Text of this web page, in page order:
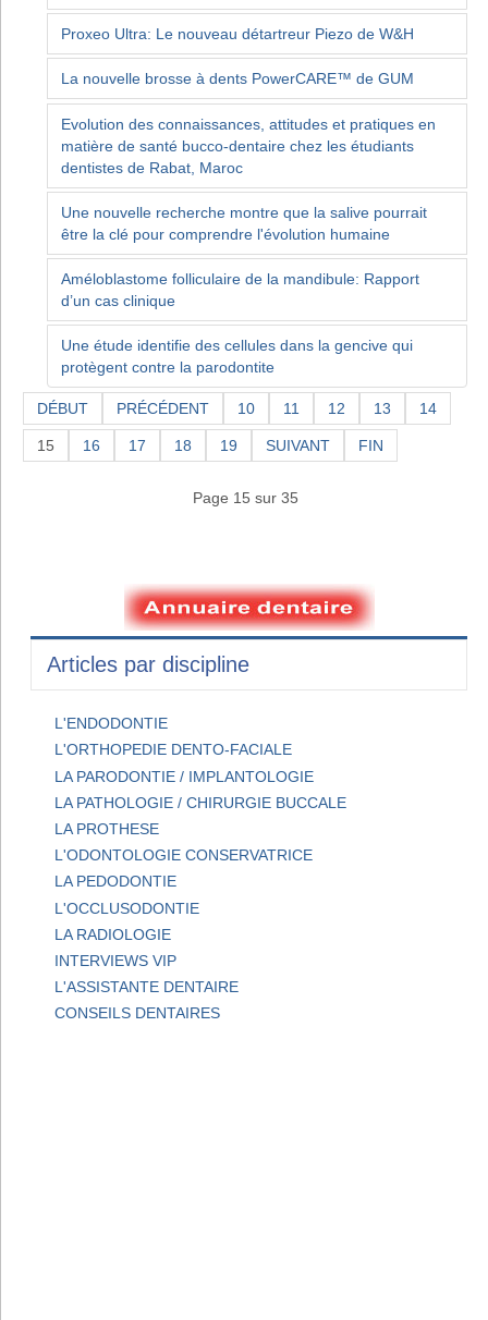
Proxeo Ultra: Le nouveau détartreur Piezo de W&H
La nouvelle brosse à dents PowerCARE™ de GUM
Evolution des connaissances, attitudes et pratiques en
matière de santé bucco-dentaire chez les étudiants
dentistes de Rabat, Maroc
Une nouvelle recherche montre que la salive pourrait
être la clé pour comprendre l'évolution humaine
Améloblastome folliculaire de la mandibule: Rapport
d’un cas clinique
Une étude identifie des cellules dans la gencive qui
protègent contre la parodontite
DÉBUT PRÉCÉDENT 10 11 12 13 14
15 16 17 18 19 SUIVANT FIN
Page 15 sur 35
Articles par discipline
L'ENDODONTIE
L'ORTHOPEDIE DENTO-FACIALE
LA PARODONTIE / IMPLANTOLOGIE
LA PATHOLOGIE / CHIRURGIE BUCCALE
LA PROTHESE
L'ODONTOLOGIE CONSERVATRICE
LA PEDODONTIE
L'OCCLUSODONTIE
LA RADIOLOGIE
INTERVIEWS VIP
L'ASSISTANTE DENTAIRE
CONSEILS DENTAIRES